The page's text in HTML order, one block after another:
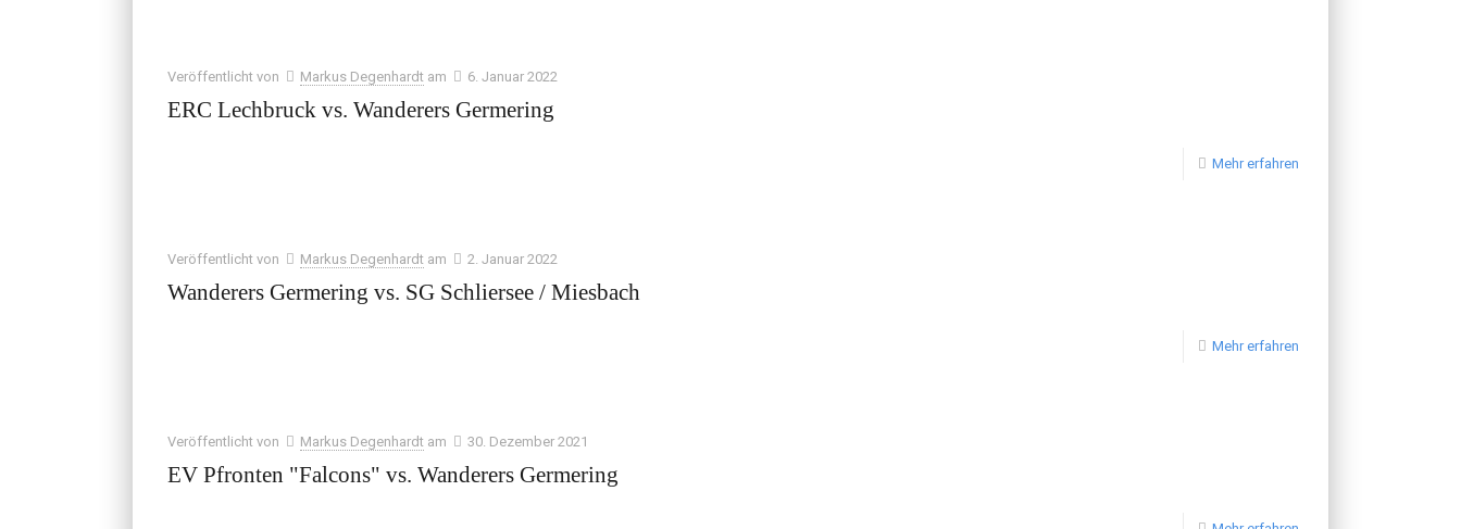
Veröffentlicht von Markus Degenhardt am 6. Januar 2022
ERC Lechbruck vs. Wanderers Germering
Mehr erfahren
Veröffentlicht von Markus Degenhardt am 2. Januar 2022
Wanderers Germering vs. SG Schliersee / Miesbach
Mehr erfahren
Veröffentlicht von Markus Degenhardt am 30. Dezember 2021
EV Pfronten "Falcons" vs. Wanderers Germering